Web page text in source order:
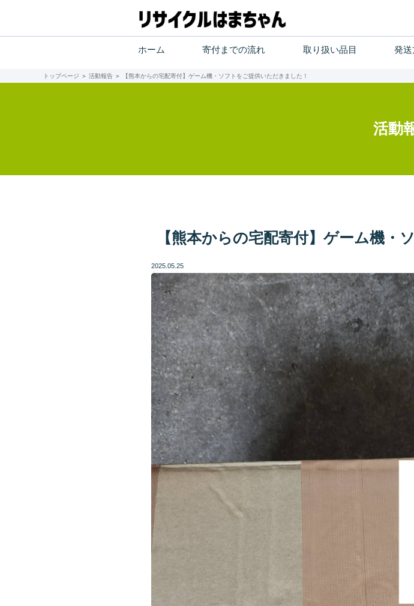
取り扱
発送
会社
LINEで質問
ホーム 寄付までの流れ 取り扱い品目 発送
トップページ ＞ 活動報告 ＞ 【熊本からの宅配寄付】ゲーム機・ソフトをご提供いただきました！
活動
【熊本からの宅配寄付】ゲーム機・
2025.05.25